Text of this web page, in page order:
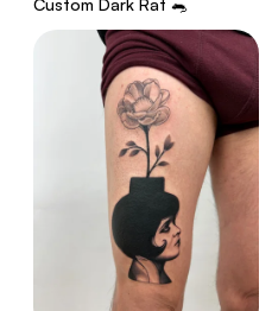
Custom Dark Rat 🐀